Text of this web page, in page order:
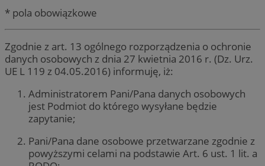
* pola obowiązkowe
Zgodnie z art. 13 ogólnego rozporządzenia o ochronie
danych osobowych z dnia 27 kwietnia 2016 r. (Dz. Urz.
UE L 119 z 04.05.2016) informuję, iż:
Administratorem Pani/Pana danych osobowych
jest Podmiot do którego wysyłane będzie
zapytanie;
Pani/Pana dane osobowe przetwarzane zgodnie z
powyższymi celami na podstawie Art. 6 ust. 1 lit. a